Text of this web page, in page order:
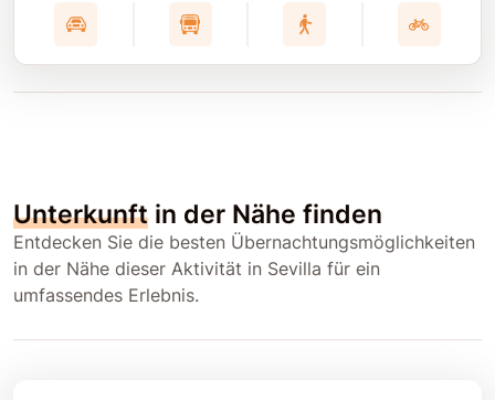
Unterkunft in der Nähe finden
Entdecken Sie die besten Übernachtungsmöglichkeiten
in der Nähe dieser Aktivität in Sevilla für ein
umfassendes Erlebnis.